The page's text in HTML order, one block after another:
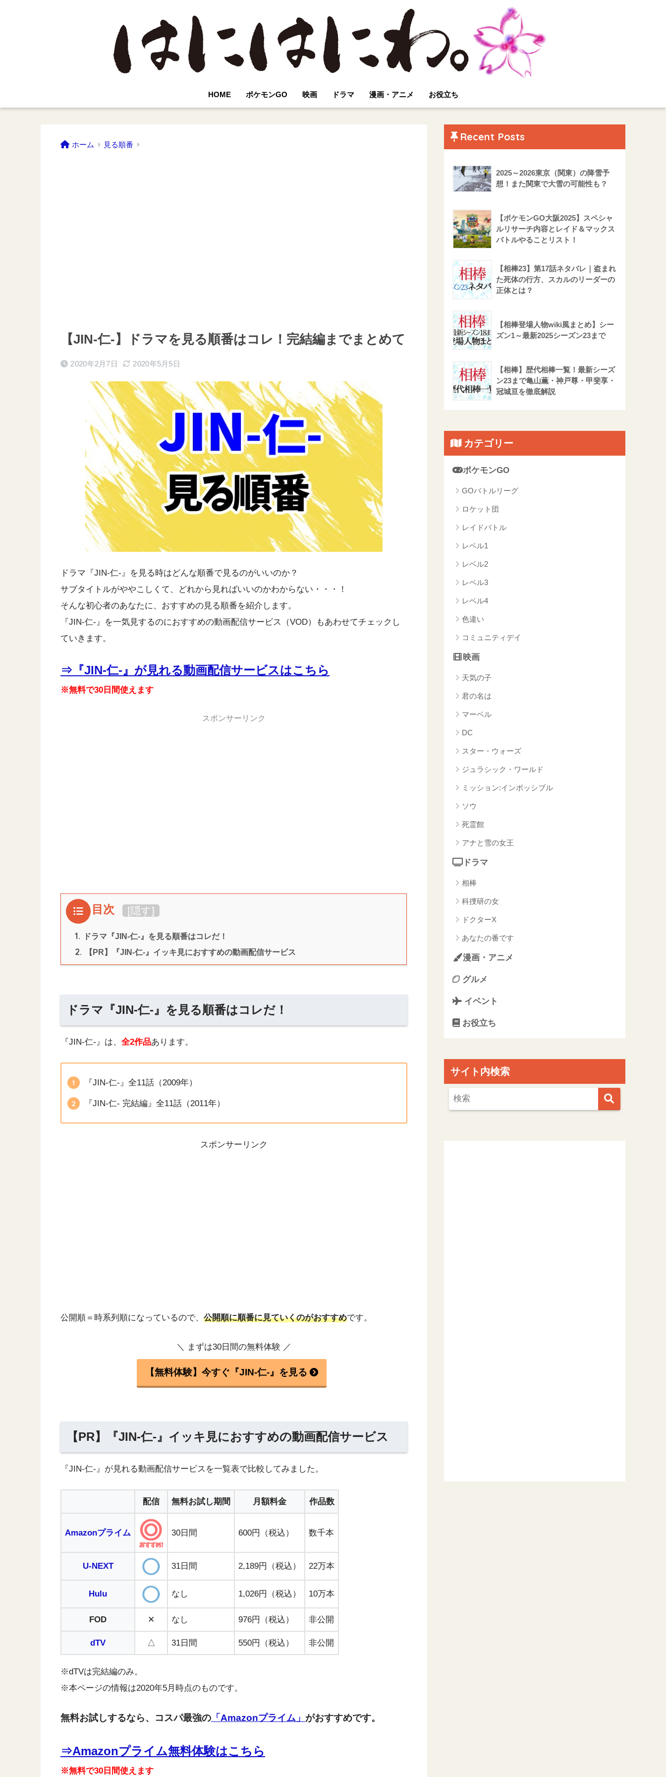
HOME ポケモンGO 映画 ドラマ 漫画・アニメ お役立ち
ホーム 見る順番
【JIN-仁-】ドラマを見る順番はコレ！完結編までまとめて
2020年2月7日 2020年5月5日
ドラマ『JIN-仁-』を見る時はどんな順番で見るのがいいのか？
サブタイトルがややこしくて、どれから見ればいいのかわからない・・・！
そんな初心者のあなたに、おすすめの見る順番を紹介します。
『JIN-仁-』を一気見するのにおすすめの動画配信サービス（VOD）もあわせてチェックし
ていきます。
⇒『JIN-仁-』が見れる動画配信サービスはこちら
※無料で30日間使えます
スポンサーリンク
目次 [隠す]
1. ドラマ『JIN-仁-』を見る順番はコレだ！
2. 【PR】『JIN-仁-』イッキ見におすすめの動画配信サービス
ドラマ『JIN-仁-』を見る順番はコレだ！
『JIN-仁-』は、 全2作品あります。
『JIN-仁-』全11話（2009年）
『JIN-仁- 完結編』全11話（2011年）
スポンサーリンク
公開順＝時系列順になっているので、 公開順に順番に見ていくのがおすすめです。
＼ まずは30日間の無料体験 ／
【無料体験】今すぐ『JIN-仁-』を見る
【PR】『JIN-仁-』イッキ見におすすめの動画配信サービス
『JIN-仁-』が見れる動画配信サービスを一覧表で比較してみました。
配信 無料お試し期間 月額料金 作品数
Amazonプライム 30日間 600円（税込） 数千本
U-NEXT 31日間 2,189円（税込） 22万本
Hulu なし 1,026円（税込） 10万本
FOD ✕ なし 976円（税込） 非公開
dTV △ 31日間 550円（税込） 非公開
※dTVは完結編のみ。
※本ページの情報は2020年5月時点のものです。
無料お試しするなら、コスパ最強の 「Amazonプライム」 がおすすめです。
⇒Amazonプライム無料体験はこちら
※無料で30日間使えます
Recent Posts
2025～2026東京（関東）の降雪予
想！また関東で大雪の可能性も？
【ポケモンGO大阪2025】スペシャ
ルリサーチ内容とレイド＆マックス
バトルやることリスト！
【相棒23】第17話ネタバレ｜盗まれ
た死体の行方、スカルのリーダーの
正体とは？
【相棒登場人物wiki風まとめ】シー
ズン1～最新2025シーズン23まで
【相棒】歴代相棒一覧！最新シーズ
ン23まで亀山薫・神戸尊・甲斐享・
冠城亘を徹底解説
カテゴリー
ポケモンGO
GOバトルリーグ
ロケット団
レイドバトル
レベル1
レベル2
レベル3
レベル4
色違い
コミュニティデイ
映画
天気の子
君の名は
マーベル
DC
スター・ウォーズ
ジュラシック・ワールド
ミッション:インポッシブル
ソウ
死霊館
アナと雪の女王
ドラマ
相棒
科捜研の女
ドクターX
あなたの番です
漫画・アニメ
グルメ
イベント
お役立ち
サイト内検索